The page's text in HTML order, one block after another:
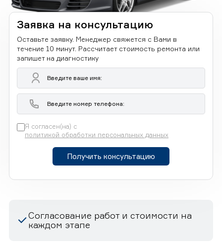
Заявка на консультацию
Оставьте заявку. Менеджер свяжется с Вами в
течение 10 минут. Рассчитает стоимость ремонта или
запишет на диагностику
Я согласен(на) с
политикой обработки персональных данных
Получить консультацию
Согласование работ и стоимости на
каждом этапе